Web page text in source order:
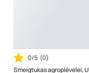
0/5 (0)
Smeigtukas agroplėvelei, U